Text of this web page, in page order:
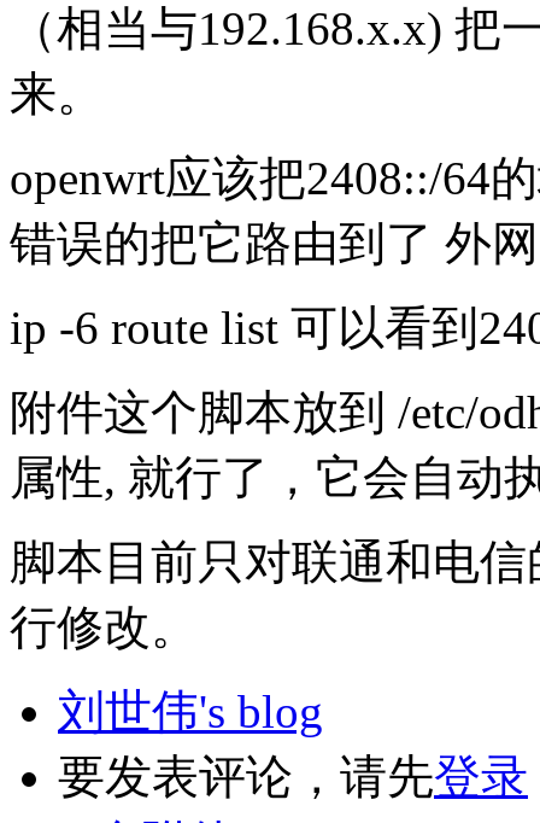
（相当与192.168.x.x)
来。
openwrt应该把2408::/64
错误的把它路由到了 外
ip -6 route list 可以看到
附件这个脚本放到 /etc/
属性, 就行了，它会自动
脚本目前只对联通和电
行修改。
刘世伟's blog
要发表评论，请先登录